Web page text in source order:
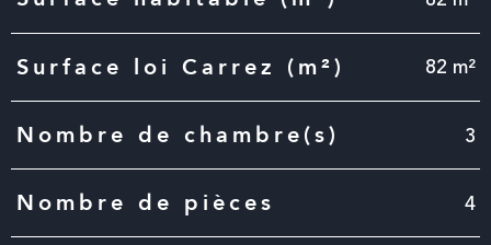
Surface loi Carrez (m²) 82 m²
Nombre de chambre(s) 3
Nombre de pièces 4